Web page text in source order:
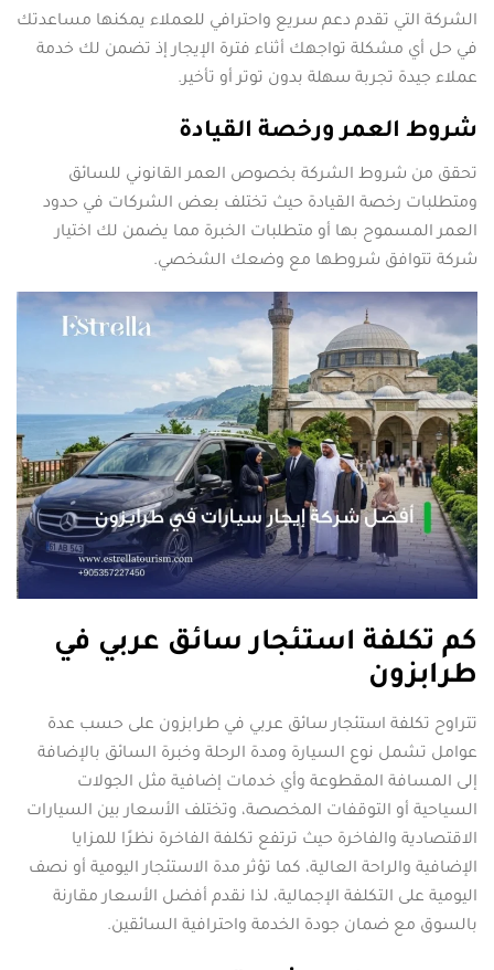
الشركة التي تقدم دعم سريع واحترافي للعملاء يمكنها مساعدتك
في حل أي مشكلة تواجهك أثناء فترة الإيجار إذ تضمن لك خدمة
عملاء جيدة تجربة سهلة بدون توتر أو تأخير.
شروط العمر ورخصة القيادة
تحقق من شروط الشركة بخصوص العمر القانوني للسائق
ومتطلبات رخصة القيادة حيث تختلف بعض الشركات في حدود
العمر المسموح بها أو متطلبات الخبرة مما يضمن لك اختيار
شركة تتوافق شروطها مع وضعك الشخصي.
كم تكلفة استئجار سائق عربي في
طرابزون
تتراوح تكلفة استئجار سائق عربي في طرابزون على حسب عدة
عوامل تشمل نوع السيارة ومدة الرحلة وخبرة السائق بالإضافة
إلى المسافة المقطوعة وأي خدمات إضافية مثل الجولات
السياحية أو التوقفات المخصصة، وتختلف الأسعار بين السيارات
الاقتصادية والفاخرة حيث ترتفع تكلفة الفاخرة نظرًا للمزايا
الإضافية والراحة العالية، كما تؤثر مدة الاستئجار اليومية أو نصف
اليومية على التكلفة الإجمالية، لذا نقدم أفضل الأسعار مقارنة
بالسوق مع ضمان جودة الخدمة واحترافية السائقين.